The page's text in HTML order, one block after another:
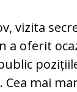
vizita
a oferit
Cea mai